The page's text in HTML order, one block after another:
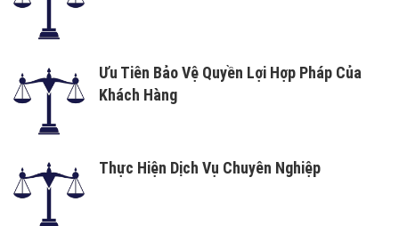
Ưu Tiên Bảo Vệ Quyền Lợi Hợp Pháp Của
Khách Hàng
Thực Hiện Dịch Vụ Chuyên Nghiệp